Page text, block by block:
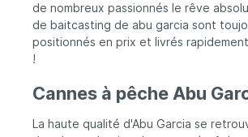
de nombreux passionnés le rêve
de baitcasting de abu garcia sont
positionnés en prix et livrés
!
Cannes à pêche Abu
La haute qualité d'Abu Garcia se